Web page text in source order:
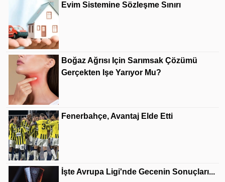
Evim Sistemine Sözleşme Sınırı
Boğaz Ağrısı Için Sarımsak Çözümü
Gerçekten Işe Yarıyor Mu?
Fenerbahçe, Avantaj Elde Etti
İşte Avrupa Ligi'nde Gecenin Sonuçları...